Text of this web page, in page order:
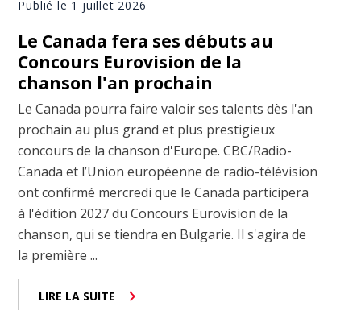
Publié le 1 juillet 2026
Le Canada fera ses débuts au
Concours Eurovision de la
chanson l'an prochain
Le Canada pourra faire valoir ses talents dès l'an
prochain au plus grand et plus prestigieux
concours de la chanson d'Europe. CBC/Radio-
Canada et l’Union européenne de radio-télévision
ont confirmé mercredi que le Canada participera
à l'édition 2027 du Concours Eurovision de la
chanson, qui se tiendra en Bulgarie. Il s'agira de
la première ...
LIRE LA SUITE